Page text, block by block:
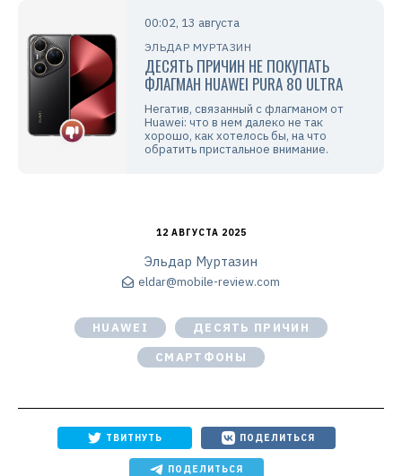
00:02, 13 августа
ЭЛЬДАР МУРТАЗИН
ДЕСЯТЬ ПРИЧИН НЕ ПОКУПАТЬ
ФЛАГМАН HUAWEI PURA 80 ULTRA
Негатив, связанный с флагманом от
Huawei: что в нем далеко не так
хорошо, как хотелось бы, на что
обратить пристальное внимание.
12 АВГУСТА 2025
Эльдар Муртазин
eldar@mobile-review.com
HUAWEI
ДЕСЯТЬ ПРИЧИН
СМАРТФОНЫ
ТВИТНУТЬ ПОДЕЛИТЬСЯ
ПОДЕЛИТЬСЯ